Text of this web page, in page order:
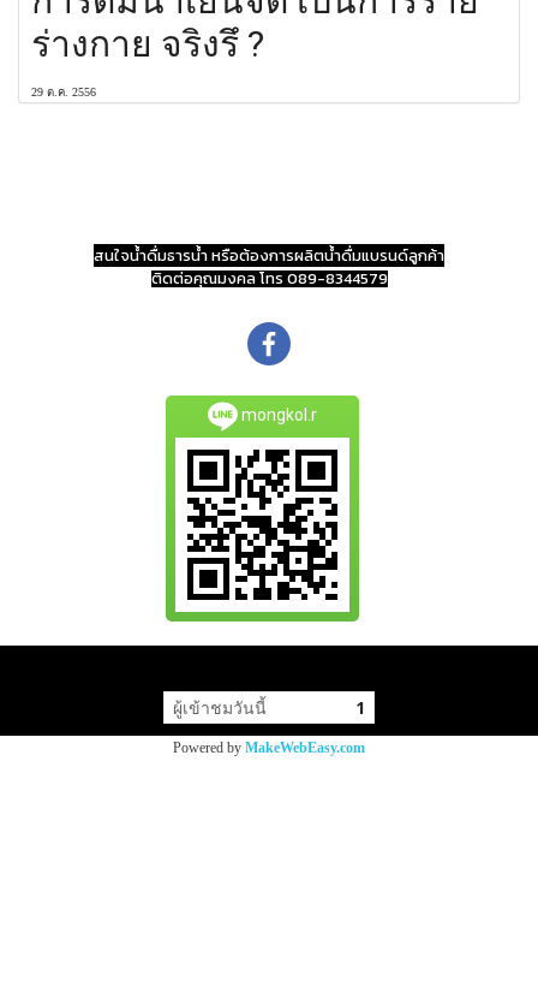
ร่างกาย จริงรึ ?
29 ต.ค. 2556
สนใจน้ำดื่มธารน้ำ หรือต้องการผลิตน้ำดื่มแบรนด์ลูกค้า
ติดต่อคุณมงคล โทร 089-8344579
mongkol.r
ผู้เข้าชมวันนี้ 1
Powered by MakeWebEasy.com